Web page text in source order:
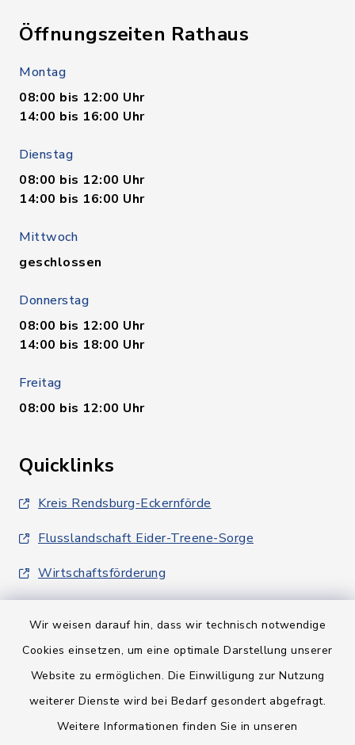
Wir weisen darauf hin, dass wir technisch notwendige
Cookies einsetzen, um eine optimale Darstellung unserer
Website zu ermöglichen. Die Einwilligung zur Nutzung
weiterer Dienste wird bei Bedarf gesondert abgefragt.
Weitere Informationen finden Sie in unseren
Öffnungszeiten Rathaus
Montag
08:00 bis 12:00 Uhr
14:00 bis 16:00 Uhr
Dienstag
08:00 bis 12:00 Uhr
14:00 bis 16:00 Uhr
Mittwoch
geschlossen
Donnerstag
08:00 bis 12:00 Uhr
14:00 bis 18:00 Uhr
Freitag
08:00 bis 12:00 Uhr
Quicklinks
Kreis Rendsburg-Eckernförde
Flusslandschaft Eider-Treene-Sorge
Wirtschaftsförderung
Barrierefreiheit